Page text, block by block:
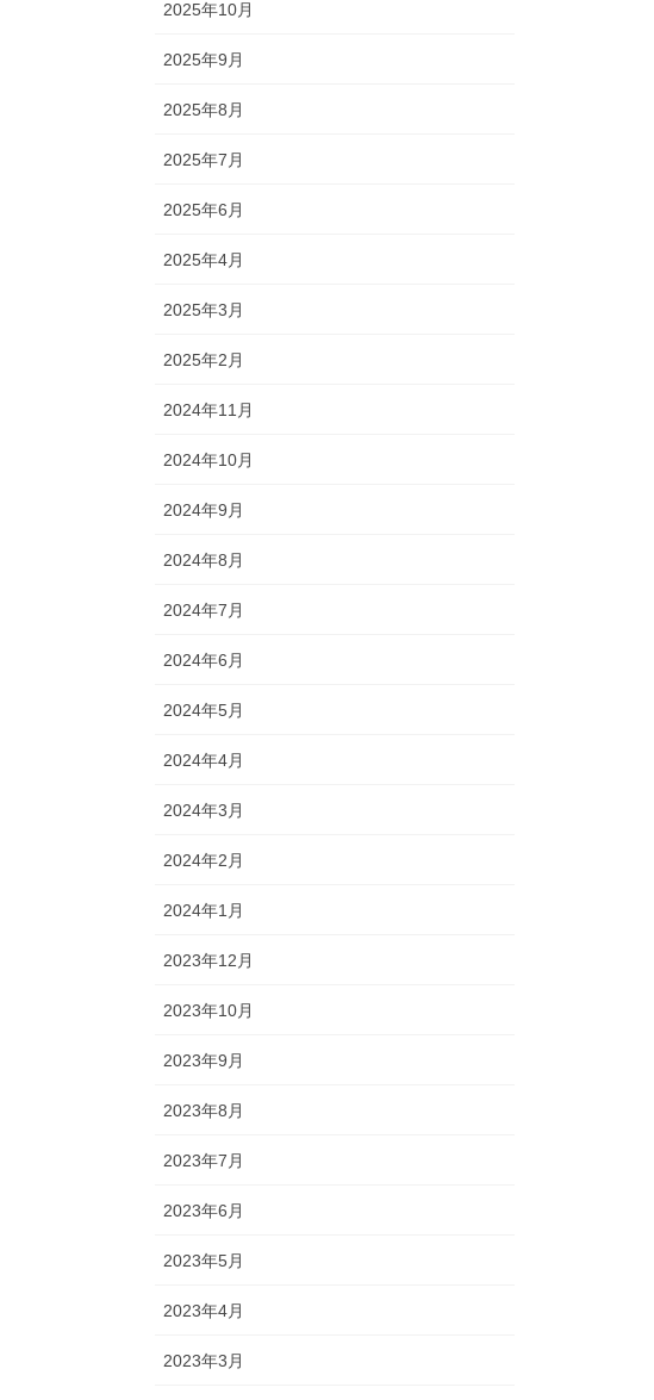
2025年10月
2025年9月
2025年8月
2025年7月
2025年6月
2025年4月
2025年3月
2025年2月
2024年11月
2024年10月
2024年9月
2024年8月
2024年7月
2024年6月
2024年5月
2024年4月
2024年3月
2024年2月
2024年1月
2023年12月
2023年10月
2023年9月
2023年8月
2023年7月
2023年6月
2023年5月
2023年4月
2023年3月